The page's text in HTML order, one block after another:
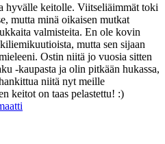
hyvälle keitolle. Viitseliäimmät toki
mutta minä oikaisen mutkat
valmisteita. En ole kovin
mutta sen sijaan
Ostin niitä jo vuosia sitten
-kaupasta ja olin pitkään hukassa,
niitä nyt meille
keitot on taas pelastettu! :)